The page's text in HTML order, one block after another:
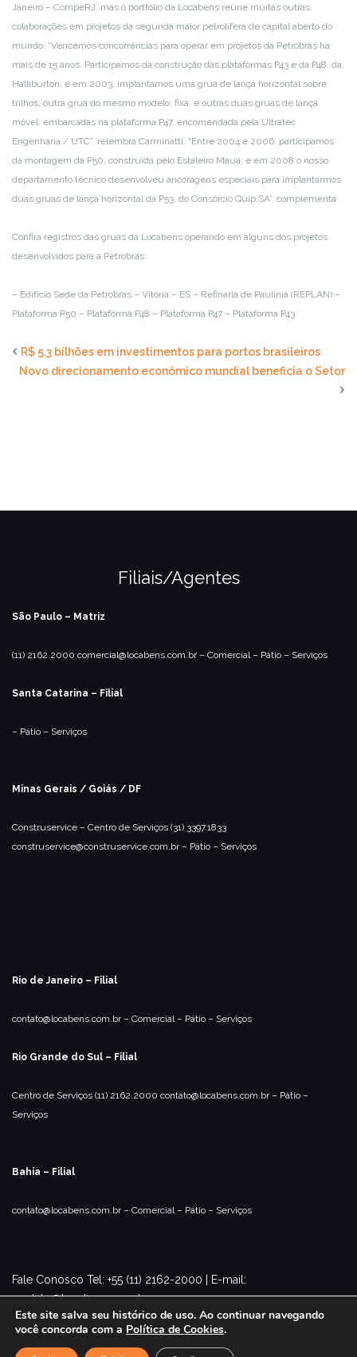
Janeiro – CompeRJ, mas o portfólio da Locabens reúne muitas outras
colaborações em projetos da segunda maior petrolífera de capital aberto do
mundo. “Vencemos concorrências para operar em projetos da Petrobrás há
mais de 15 anos. Participamos da construção das plataformas P43 e da P48, da
Halliburton, e em 2003, implantamos uma grua de lança horizontal sobre
trilhos, outra grua do mesmo modelo, fixa, e outras duas gruas de lança
móvel, embarcadas na plataforma P47, encomendada pela Ultratec
Engenharia / UTC”, relembra Carminatti. “Entre 2004 e 2006, participamos
da montagem da P50, construída pelo Estaleiro Mauá, e em 2008 o nosso
departamento técnico desenvolveu ancoragens especiais para implantarmos
duas gruas de lança horizontal da P53, do Consórcio Quip SA”, complementa.
Confira registros das gruas da Locabens operando em alguns dos projetos
desenvolvidos para a Petrobrás:
– Edifício Sede da Petrobras – Vitória – ES – Refinaria de Paulínia (REPLAN) –
Plataforma P50 – Plataforma P48 – Plataforma P47 – Plataforma P43
R$ 5.3 bilhões em investimentos para portos brasileiros
Novo direcionamento econômico mundial beneficia o Setor
Filiais/Agentes
São Paulo – Matriz
(11) 2162.2000 comercial@locabens.com.br– Comercial – Pátio – Serviços
Santa Catarina – Filial
– Pátio – Serviços
Minas Gerais / Goiás / DF
Construservice – Centro de Serviços (31) 3397.1833
construservice@construservice.com.br– Pátio – Serviços
Rio de Janeiro – Filial
contato@locabens.com.br– Comercial – Pátio – Serviços
Rio Grande do Sul – Filial
Centro de Serviços (11) 2162.2000 contato@locabens.com.br– Pátio –
Serviços
Bahia – Filial
contato@locabens.com.br– Comercial – Pátio – Serviços
Fale Conosco Tel: +55 (11) 2162-2000 | E-mail:
contato@locabens.com.br
Este site salva seu histórico de uso. Ao continuar navegando
você concorda com a Política de Cookies.